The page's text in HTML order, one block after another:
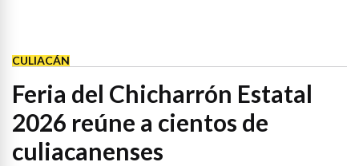
CULIACÁN
Feria del Chicharrón Estatal
2026 reúne a cientos de
culiacanenses